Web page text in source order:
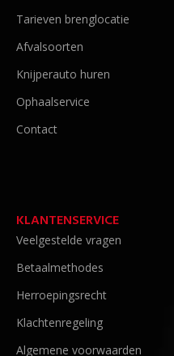
Tarieven brenglocatie
Afvalsoorten
Knijperauto huren
Ophaalservice
Contact
KLANTENSERVICE
Veelgestelde vragen
Betaalmethodes
Herroepingsrecht
Klachtenregeling
Algemene voorwaarden